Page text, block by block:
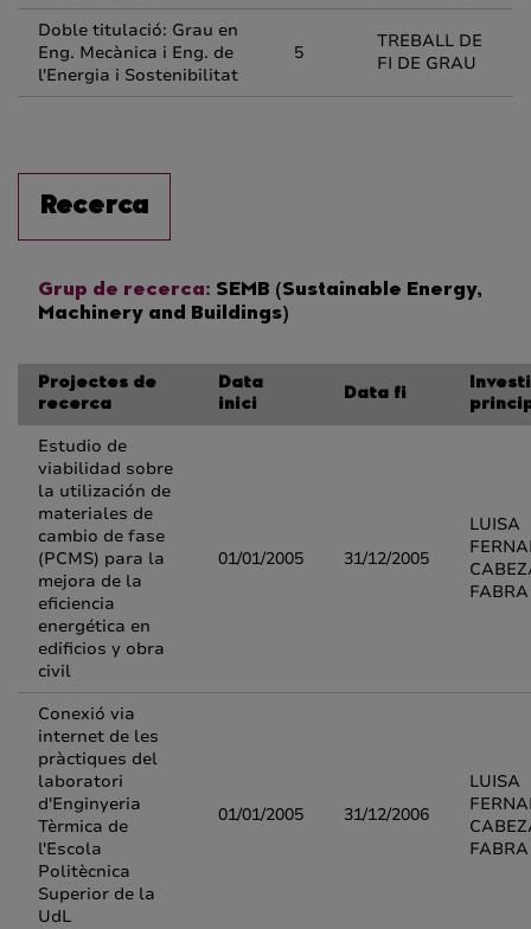
Doble titulació: Grau en
Eng. Mecànica i Eng. de
l'Energia i Sostenibilitat
5
TREBALL DE
FI DE GRAU
Recerca
Grup de recerca: SEMB (Sustainable Energy,
Machinery and Buildings)
Projectes de
recerca
Data
inici
Data fi
Estudio de
viabilidad sobre
la utilización de
materiales de
cambio de fase
(PCMS) para la
mejora de la
eficiencia
energética en
edificios y obra
civil
01/01/2005 31/12/2005
LUISA
FABRA
Conexió via
internet de les
pràctiques del
laboratori
d'Enginyeria
Tèrmica de
l'Escola
Politècnica
Superior de la
UdL
01/01/2005 31/12/2006
LUISA
FABRA